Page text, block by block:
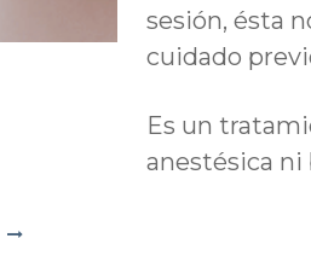
sesión, ésta
cuidado
Es un
anestésica ni